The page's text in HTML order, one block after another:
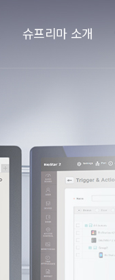
슈프리마 소개